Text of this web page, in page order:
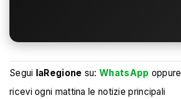
Segui laRegione su:WhatsApp oppure
ricevi ogni mattina le notizie principali